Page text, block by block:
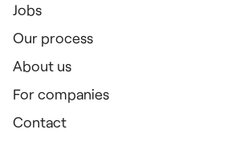
Jobs
Our process
About us
For companies
Contact